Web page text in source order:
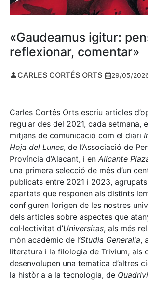
«Gaudeamus igitur:
reflexionar, comentar»
CARLES CORTÉS ORTS 29/05/
Carles Cortés Orts escriu articles
regular des del 2021, cada setmana,
mitjans de comunicació com el diari
Hoja del Lunes, de l’Associació de
Província d’Alacant, i en Alicante
una primera selecció de més d’un
publicats entre 2021 i 2023,
apartats que responen als distints
configuren l’origen de les nostres
dels articles sobre aspectes que
col·lectivitat d’Universitas, als més
món acadèmic de l’Studia Generalia,
literatura i la filologia de Trivium, als
desenvolupen una temàtica d’altres
la història a la tecnologia, de